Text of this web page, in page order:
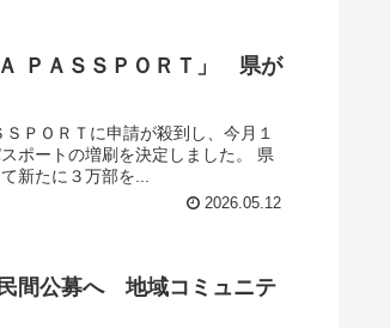
ＰＡＳＳＰＯＲＴ」 県が
ＰＯＲＴに申請が殺到し、今月１
ポートの増刷を決定しました。 県
新たに３万部を...
2026.05.12
間公募へ 地域コミュニテ